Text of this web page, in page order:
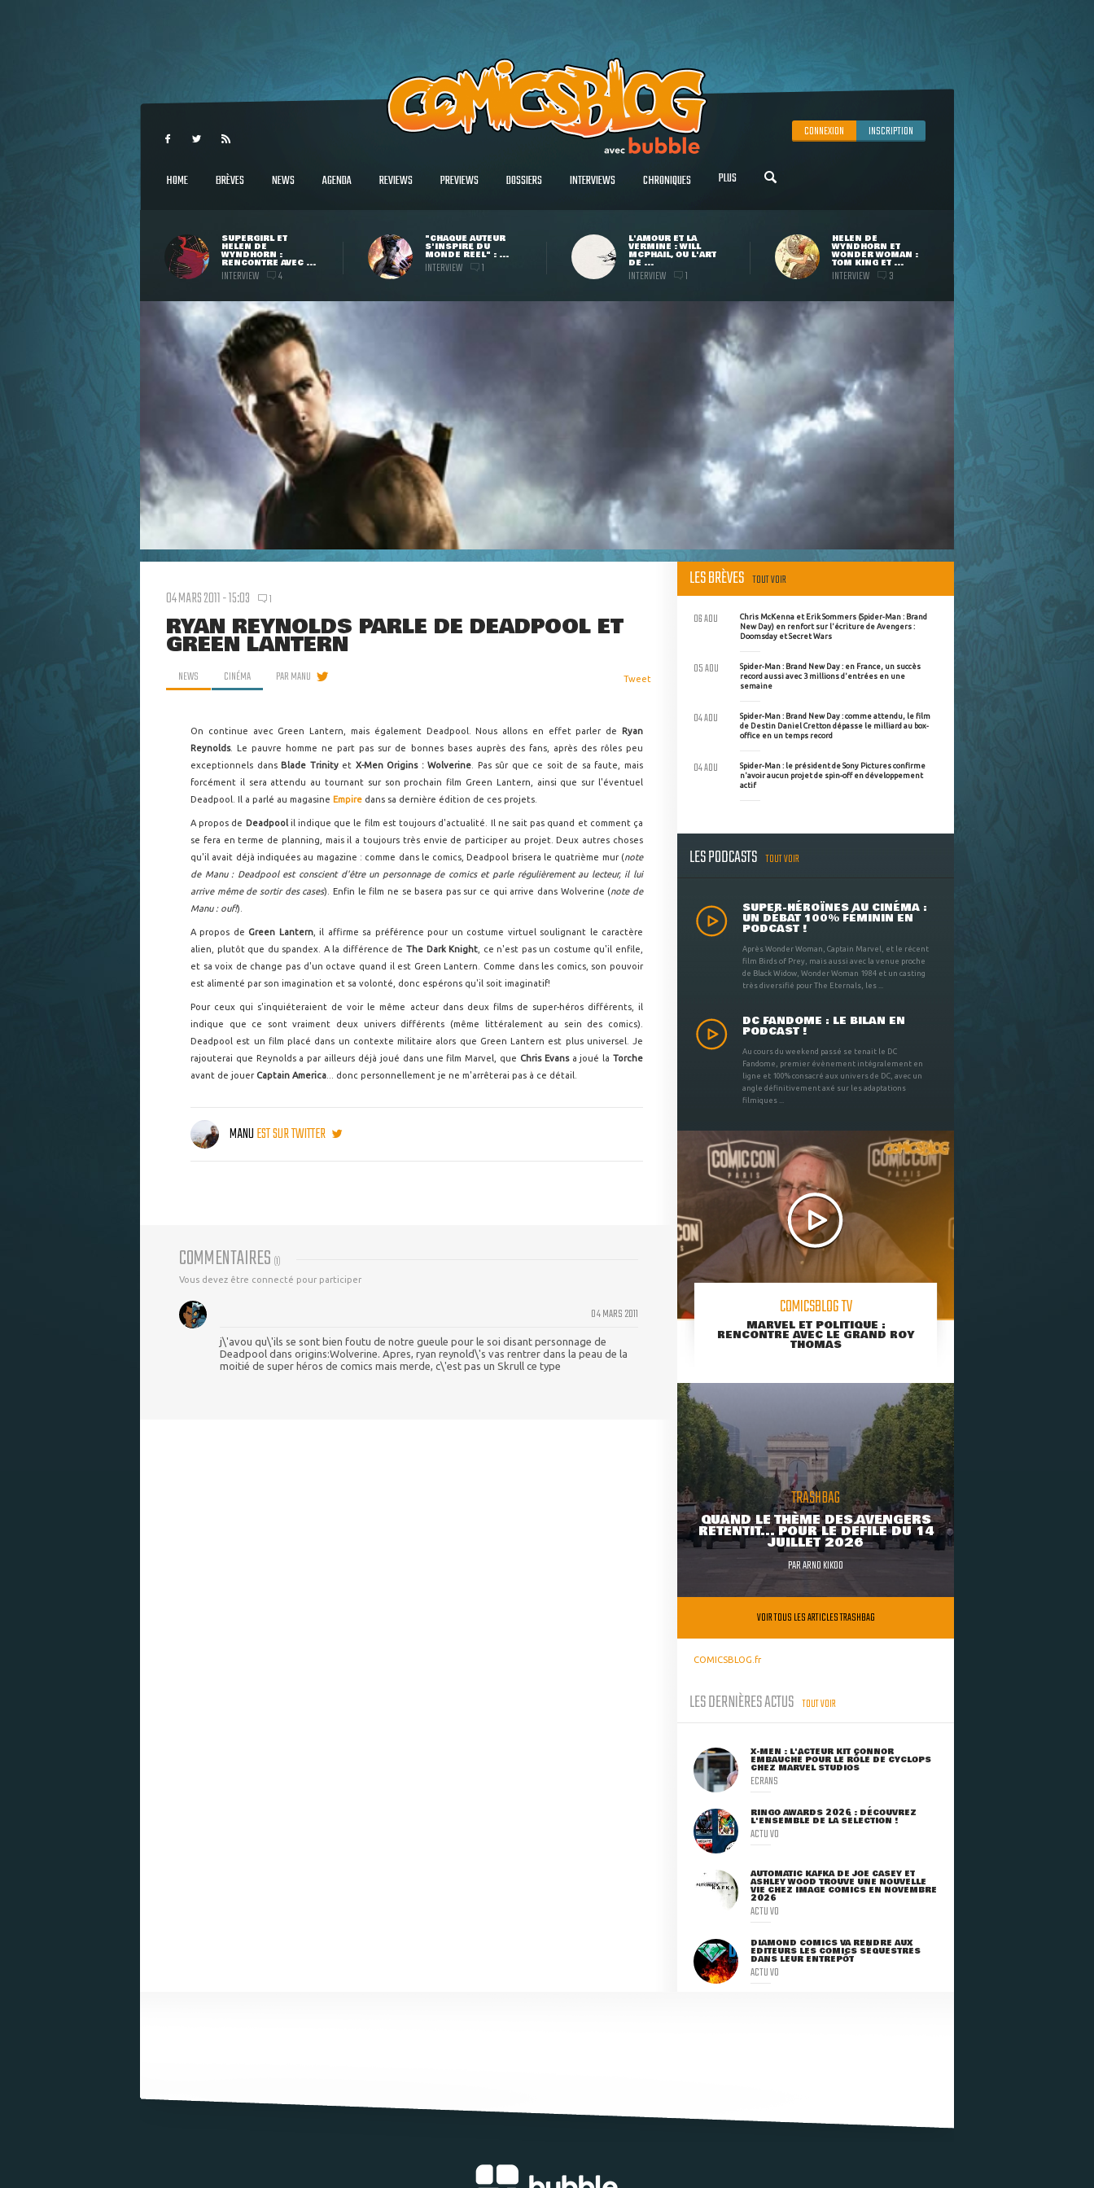
CONNEXION INSCRIPTION
HOME BRÈVES NEWS AGENDA REVIEWS PREVIEWS DOSSIERS INTERVIEWS CHRONIQUES PLUS
SUPERGIRL ET
HELEN DE
WYNDHORN :
RENCONTRE AVEC ...
INTERVIEW 4
"CHAQUE AUTEUR
S'INSPIRE DU
MONDE RÉEL" : ...
INTERVIEW 1
L'AMOUR ET LA
VERMINE : WILL
MCPHAIL, OU L'ART
DE ...
INTERVIEW 1
HELEN DE
WYNDHORN ET
WONDER WOMAN :
TOM KING ET ...
INTERVIEW 3
04 MARS 2011 - 15:03 1
RYAN REYNOLDS PARLE DE DEADPOOL ET
GREEN LANTERN
NEWS CINÉMA PARMANU Tweet
On continue avec Green Lantern, mais également Deadpool. Nous allons en effet parler de Ryan
Reynolds. Le pauvre homme ne part pas sur de bonnes bases auprès des fans, après des rôles peu
exceptionnels dans Blade Trinityet X-Men Origins : Wolverine . Pas sûr que ce soit de sa faute, mais
forcément il sera attendu au tournant sur son prochain film Green Lantern, ainsi que sur l'éventuel
Deadpool. Il a parlé au magasine Empire dans sa dernière édition de ces projets.
A propos de Deadpoolil indique que le film est toujours d'actualité. Il ne sait pas quand et comment ça
se fera en terme de planning, mais il a toujours très envie de participer au projet. Deux autres choses
qu'il avait déjà indiquées au magazine : comme dans le comics, Deadpool brisera le quatrième mur (note
de Manu : Deadpool est conscient d'être un personnage de comics et parle régulièrement au lecteur, il lui
arrive même de sortir des cases). Enfin le film ne se basera pas sur ce qui arrive dans Wolverine (note de
Manu : ouf!).
A propos de Green Lantern, il affirme sa préférence pour un costume virtuel soulignant le caractère
alien, plutôt que du spandex. A la différence de The Dark Knight , ce n'est pas un costume qu'il enfile,
et sa voix de change pas d'un octave quand il est Green Lantern. Comme dans les comics, son pouvoir
est alimenté par son imagination et sa volonté, donc espérons qu'il soit imaginatif!
Pour ceux qui s'inquiéteraient de voir le même acteur dans deux films de super-héros différents, il
indique que ce sont vraiment deux univers différents (même littéralement au sein des comics).
Deadpool est un film placé dans un contexte militaire alors que Green Lantern est plus universel. Je
rajouterai que Reynolds a par ailleurs déjà joué dans une film Marvel, que Chris Evansa joué laTorche
avant de jouer Captain America ... donc personnellement je ne m'arrêterai pas à ce détail.
MANUEST SUR TWITTER
COMMENTAIRES (1)
Vous devez être connecté pour participer
04 MARS 2011
j\'avou qu\'ils se sont bien foutu de notre gueule pour le soi disant personnage de
Deadpool dans origins:Wolverine. Apres, ryan reynold\'s vas rentrer dans la peau de la
moitié de super héros de comics mais merde, c\'est pas un Skrull ce type
LES BRÈVES TOUT VOIR
Chris McKenna et Erik Sommers (Spider-Man : Brand
New Day) en renfort sur l'écriture de Avengers :
Doomsday et Secret Wars
06 AOU
Spider-Man : Brand New Day : en France, un succès
record aussi avec 3 millions d'entrées en une
semaine
05 AOU
Spider-Man : Brand New Day : comme attendu, le film
de Destin Daniel Cretton dépasse le milliard au box-
office en un temps record
04 AOU
Spider-Man : le président de Sony Pictures confirme
n'avoir aucun projet de spin-off en développement
actif
04 AOU
LES PODCASTS TOUT VOIR
SUPER-HÉROÏNES AU CINÉMA :
UN DÉBAT 100% FÉMININ EN
PODCAST !
Après Wonder Woman, Captain Marvel, et le récent
film Birds of Prey, mais aussi avec la venue proche
de Black Widow, Wonder Woman 1984 et un casting
très diversifié pour The Eternals, les ...
DC FANDOME : LE BILAN EN
PODCAST !
Au cours du weekend passé se tenait le DC
Fandome, premier évènement intégralement en
ligne et 100% consacré aux univers de DC, avec un
angle définitivement axé sur les adaptations
filmiques ...
COMICSBLOG TV
MARVEL ET POLITIQUE :
RENCONTRE AVEC LE GRAND ROY
THOMAS
TRASHBAG
QUAND LE THÈME DES AVENGERS
RETENTIT... POUR LE DÉFILÉ DU 14
JUILLET 2026
PARARNO KIKOO
VOIR TOUS LES ARTICLES TRASHBAG
COMICSBLOG.fr
LES DERNIÈRES ACTUS TOUT VOIR
X-MEN : L'ACTEUR KIT CONNOR
EMBAUCHÉ POUR LE RÔLE DE CYCLOPS
CHEZ MARVEL STUDIOS
ECRANS
RINGO AWARDS 2026 : DÉCOUVREZ
L'ENSEMBLE DE LA SÉLECTION !
ACTU VO
AUTOMATIC KAFKA DE JOE CASEY ET
ASHLEY WOOD TROUVE UNE NOUVELLE
VIE CHEZ IMAGE COMICS EN NOVEMBRE
2026
ACTU VO
DIAMOND COMICS VA RENDRE AUX
ÉDITEURS LES COMICS SÉQUESTRÉS
DANS LEUR ENTREPÔT
ACTU VO